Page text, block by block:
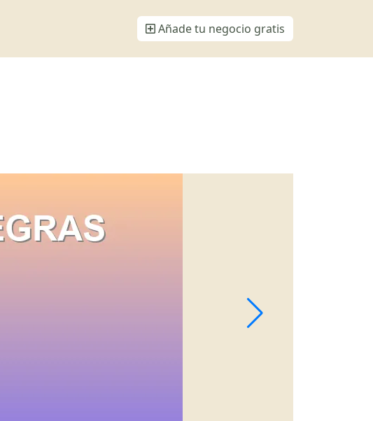
Añade tu negocio gratis